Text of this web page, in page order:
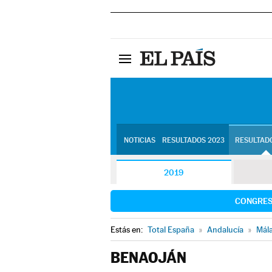
NOTICIAS RESULTADOS 2023
2019
Estás en: Total España » Andalucía »
BENAOJÁN